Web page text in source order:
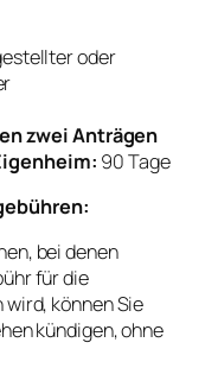
oder
zwei Anträgen
90 Tage
bei denen
für die
können Sie
kündigen, ohne